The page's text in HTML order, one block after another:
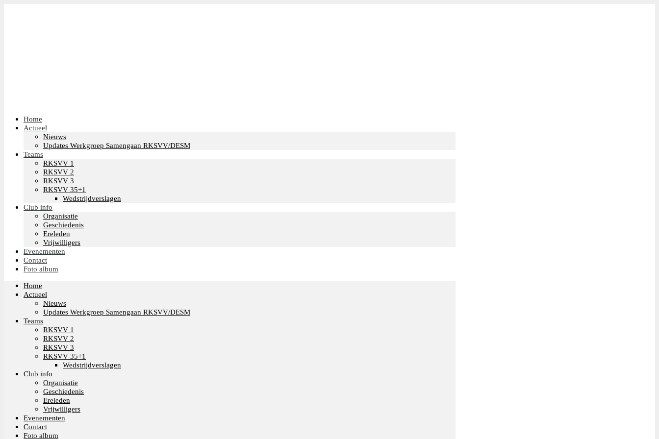
Home
Actueel
Nieuws
Updates Werkgroep Samengaan RKSVV/DESM
Teams
RKSVV 1
RKSVV 2
RKSVV 3
RKSVV 35+1
Wedstrijdverslagen
Club info
Organisatie
Geschiedenis
Ereleden
Vrijwilligers
Evenementen
Contact
Foto album
Home
Actueel
Nieuws
Updates Werkgroep Samengaan RKSVV/DESM
Teams
RKSVV 1
RKSVV 2
RKSVV 3
RKSVV 35+1
Wedstrijdverslagen
Club info
Organisatie
Geschiedenis
Ereleden
Vrijwilligers
Evenementen
Contact
Foto album